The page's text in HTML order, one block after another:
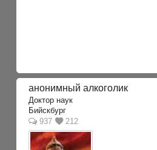
анонимный алкоголик
Доктор наук
Бийскбург
937
212